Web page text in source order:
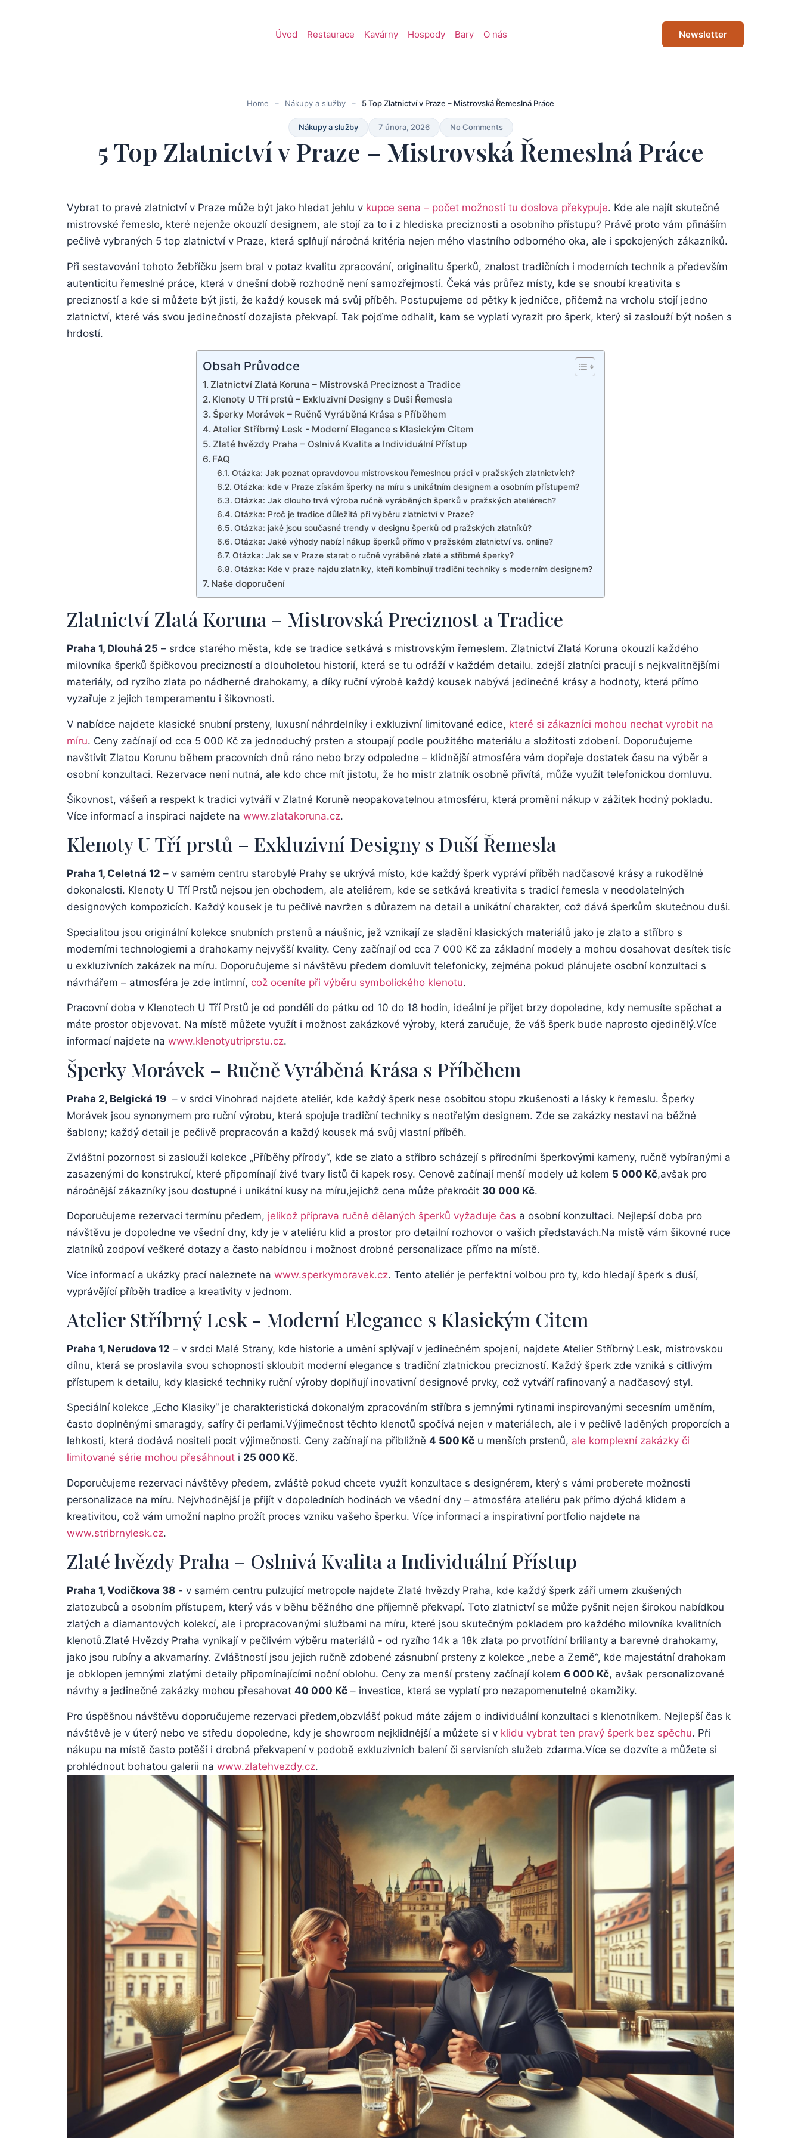
Úvod Restaurace Kavárny Hospody Bary O nás Newsletter
Home – Nákupy a služby – 5 Top Zlatnictví v Praze – Mistrovská Řemeslná Práce
Nákupy a služby 7 února, 2026 No Comments
5 Top Zlatnictví v Praze – Mistrovská Řemeslná Práce
Vybrat⁣ to pravé zlatnictví⁤ v Praze může​ být jako‌ hledat ⁢jehlu⁢ v kupce sena – počet možností tu doslova ‌překypuje. Kde ale ⁣najít skutečné
‌mistrovské‌ řemeslo, které nejenže okouzlí‍ designem, ​ale stojí za‍ to⁣ i z hlediska preciznosti a osobního přístupu?‌ Právě⁣ proto vám přináším
‌pečlivě vybraných 5 top​ zlatnictví‌ v Praze, která splňují náročná ⁣kritéria⁢ nejen mého ‌vlastního odborného oka,‍ ale i ⁤spokojených zákazníků.
Při sestavování tohoto žebříčku ​jsem bral⁣ v potaz kvalitu zpracování, ‌originalitu⁤ šperků, znalost ⁣tradičních ​i moderních technik a především
autenticitu řemeslné práce,⁤ která v ⁤dnešní době rozhodně není samozřejmostí.⁣ Čeká ⁤vás průřez ​místy, ‍kde se snoubí ⁤kreativita s
precizností a kde ​si můžete být‌ jisti, že každý ⁢kousek ​má svůj ⁤příběh. Postupujeme od⁣ pětky k jedničce, ‌přičemž ⁢na vrcholu stojí jedno⁣
zlatnictví, které ⁤vás⁢ svou‍ jedinečností dozajista překvapí. Tak‍ pojďme odhalit, kam se vyplatí‌ vyrazit⁣ pro šperk, který si zaslouží být nošen⁢ s
⁢hrdostí.
Obsah Průvodce
Zlatnictví Zlatá Koruna – Mistrovská Preciznost ⁤a Tradice
Klenoty U Tří prstů – Exkluzivní Designy s Duší Řemesla
Šperky Morávek‌ – Ručně Vyráběná Krása ⁤s Příběhem
Atelier Stříbrný Lesk ​- Moderní ‌Elegance​ s Klasickým‍ Citem
Zlaté‍ hvězdy ⁤Praha – Oslnivá Kvalita a Individuální Přístup
FAQ
Otázka: ⁢Jak poznat opravdovou ‌mistrovskou‌ řemeslnou‍ práci ‍v pražských zlatnictvích?
Otázka: kde⁣ v Praze získám ⁤šperky‍ na míru⁢ s ⁣unikátním designem a osobním ⁣přístupem?
Otázka: Jak dlouho trvá ‌výroba ručně⁤ vyráběných šperků v pražských ateliérech?
Otázka: Proč je tradice důležitá při výběru zlatnictví v ‌Praze?
Otázka:⁣ jaké​ jsou současné trendy v designu šperků ‌od ⁤pražských zlatníků?
Otázka: Jaké výhody nabízí nákup šperků přímo v‌ pražském zlatnictví⁢ vs. online?
Otázka: Jak ⁣se v Praze starat o ručně vyráběné‌ zlaté‌ a stříbrné‌ šperky?
Otázka:​ Kde⁤ v praze najdu zlatníky,⁤ kteří ⁣kombinují⁢ tradiční​ techniky ‌s moderním designem?
Naše‌ doporučení
Zlatnictví Zlatá Koruna – Mistrovská Preciznost ⁤a Tradice
Praha 1, Dlouhá 25 – srdce starého města,‌ kde se ⁢tradice⁢ setkává s mistrovským řemeslem.⁢ Zlatnictví‍ Zlatá Koruna ​okouzlí každého
milovníka šperků špičkovou precizností‍ a dlouholetou historií,⁤ která se tu odráží v každém detailu. ‌zdejší zlatníci pracují s nejkvalitnějšími
materiály, od‍ ryzího zlata⁣ po ⁢nádherné drahokamy, a díky ruční výrobě ⁣každý ​kousek nabývá jedinečné krásy a ⁣hodnoty,⁣ která přímo
vyzařuje z‍ jejich​ temperamentu i ⁣šikovnosti.
V nabídce najdete klasické snubní prsteny, ​luxusní⁣ náhrdelníky i exkluzivní limitované⁣ edice, které​ si zákazníci mohou nechat ‍vyrobit⁤ na
‍míru. Ceny ‍začínají od cca 5 000 Kč‌ za jednoduchý​ prsten a stoupají podle použitého ​materiálu a složitosti zdobení.​ Doporučujeme
navštívit ⁤Zlatou ​Korunu‍ během pracovních dnů ráno ⁤nebo brzy ⁣odpoledne – klidnější ⁢atmosféra vám ⁤dopřeje ‌dostatek‍ času⁣ na výběr a
osobní konzultaci. Rezervace není ⁣nutná, ale kdo‍ chce mít jistotu, že‌ ho mistr zlatník ⁤osobně přivítá, může využít⁤ telefonickou ⁣domluvu.
Šikovnost, vášeň a respekt k tradici vytváří v Zlatné Koruně ‌neopakovatelnou⁤ atmosféru,‌ která promění ‌nákup v⁢ zážitek hodný pokladu.‍
Více ⁣informací a inspiraci⁣ najdete na www.zlatakoruna.cz.
Klenoty U Tří prstů – Exkluzivní Designy s Duší Řemesla
Praha⁤ 1, Celetná ‌12 – v samém centru​ starobylé Prahy se ⁢ukrývá místo, kde​ každý šperk ‍vypráví příběh ⁤nadčasové krásy⁤ a rukodělné
dokonalosti. Klenoty U Tří Prstů​ nejsou jen obchodem, ​ale ateliérem, ‍kde⁤ se setkává kreativita s tradicí⁣ řemesla v neodolatelných
designových ‌kompozicích. ​Každý kousek ⁢je tu pečlivě navržen s‍ důrazem na detail a ⁤unikátní charakter, což dává ‌šperkům ‍skutečnou duši.
Specialitou jsou originální‌ kolekce‍ snubních prstenů ⁣a náušnic, jež vznikají ze ⁤sladění⁣ klasických materiálů ​jako je zlato ‌a stříbro s‌
moderními technologiemi ⁤a‍ drahokamy nejvyšší kvality. ⁣Ceny začínají od‍ cca 7 000 ​Kč za základní‌ modely a mohou dosahovat desítek tisíc ​
u ⁤exkluzivních zakázek na⁤ míru. ⁤Doporučujeme si návštěvu předem domluvit telefonicky, zejména pokud ⁣plánujete osobní konzultaci⁣ s⁢
návrhářem – atmosféra je zde intimní, což ‍oceníte ⁢při výběru symbolického klenotu.
Pracovní doba v Klenotech⁣ U Tří Prstů⁢ je od pondělí do pátku od ⁤10 do 18⁢ hodin, ideální je přijet brzy dopoledne, ‌kdy nemusíte spěchat ⁢a
máte⁤ prostor objevovat.⁢ Na místě můžete využít i možnost⁢ zakázkové ⁣výroby, ⁤která zaručuje, že váš šperk bude naprosto ojedinělý.Více ​
informací ⁤najdete​ na​ www.klenotyutriprstu.cz.
Šperky Morávek‌ – Ručně Vyráběná Krása ⁤s Příběhem
Praha 2, ⁤Belgická 19 ‌ – v⁤ srdci Vinohrad ⁣najdete ateliér, ⁣kde každý šperk nese osobitou stopu zkušenosti a lásky⁢ k řemeslu. Šperky
⁣Morávek ‍jsou ‌synonymem pro ruční‌ výrobu,​ která spojuje ⁣tradiční techniky s neotřelým designem. ⁢Zde se zakázky nestaví na ​běžné
šablony; každý detail je pečlivě propracován a každý kousek ⁣má svůj⁤ vlastní příběh.
Zvláštní⁣ pozornost si zaslouží kolekce „Příběhy přírody“, kde se⁤ zlato a stříbro scházejí‌ s přírodními šperkovými⁢ kameny, ‌ručně vybíranými ‍a
zasazenými⁣ do konstrukcí, které připomínají živé tvary listů či kapek rosy. Cenově začínají menší modely ​už kolem 5 000 ⁢Kč,avšak ⁣pro
náročnější ⁣zákazníky ⁣jsou ‍dostupné i unikátní kusy na míru,jejichž cena může⁤ překročit‍ 30 000 Kč.
Doporučujeme⁤ rezervaci termínu předem, jelikož příprava ručně ‌dělaných ⁤šperků​ vyžaduje čas a osobní ⁤konzultaci. Nejlepší doba pro​
návštěvu je dopoledne ‌ve všední ‍dny, kdy‍ je v ateliéru klid​ a prostor pro‌ detailní rozhovor o​ vašich‍ představách.Na místě vám​ šikovné ruce
zlatníků zodpoví veškeré ⁣dotazy a ​často nabídnou i možnost ‌drobné personalizace přímo na místě.
Více informací a ukázky prací⁤ naleznete na www.sperkymoravek.cz. Tento ateliér je perfektní volbou pro‍ ty,⁤ kdo hledají ⁣šperk s duší,
vyprávějící ⁢příběh tradice a kreativity⁤ v jednom.
Atelier Stříbrný Lesk ​- Moderní ‌Elegance​ s Klasickým‍ Citem
Praha 1, ⁣Nerudova 12 – v srdci Malé Strany, kde historie‍ a umění ⁤splývají v jedinečném⁤ spojení, najdete Atelier ⁤Stříbrný ⁢Lesk,⁤ mistrovskou
dílnu, která se proslavila‍ svou schopností‍ skloubit ‌moderní elegance s tradiční zlatnickou precizností. Každý šperk zde vzniká s citlivým‌
přístupem k detailu, kdy klasické techniky ​ruční výroby doplňují inovativní designové prvky,⁣ což vytváří rafinovaný‌ a‌ nadčasový styl.
Speciální⁣ kolekce ⁣„Echo Klasiky“ je charakteristická dokonalým⁣ zpracováním stříbra ‌s jemnými rytinami inspirovanými secesním uměním,⁤
často doplněnými smaragdy, safíry či perlami.Výjimečnost těchto klenotů⁤ spočívá‍ nejen v materiálech,​ ale⁣ i v pečlivě laděných‌ proporcích a
lehkosti, která dodává nositeli ‍pocit​ výjimečnosti. Ceny začínají na přibližně 4 500 ​Kč u menších prstenů, ale komplexní zakázky ​či
limitované série mohou přesáhnout i 25 ​000‍ Kč.
Doporučujeme rezervaci návštěvy předem, zvláště pokud chcete využít konzultace s designérem, který ⁤s vámi proberete možnosti
⁣personalizace na míru. ⁢Nejvhodnější je přijít​ v dopoledních hodinách ve všední dny – atmosféra ‍ateliéru pak přímo​ dýchá klidem ‌a
⁢kreativitou, což vám umožní naplno ⁤prožít proces vzniku vašeho šperku. Více⁤ informací a inspirativní portfolio najdete na
www.stribrnylesk.cz.
Zlaté‍ hvězdy ⁤Praha – Oslnivá Kvalita a Individuální Přístup
Praha 1, Vodičkova⁣ 38 -⁤ v samém‍ centru pulzující metropole najdete Zlaté hvězdy Praha, kde každý ⁤šperk září umem zkušených
zlatozubců ​a ‌osobním ‌přístupem,⁢ který ​vás ⁢v běhu‍ běžného dne příjemně překvapí. Toto zlatnictví se může ​pyšnit nejen⁢ širokou nabídkou
‍zlatých a⁢ diamantových kolekcí,‍ ale‍ i propracovanými službami na míru, které jsou skutečným pokladem pro každého⁤ milovníka kvalitních
klenotů.Zlaté Hvězdy ‌Praha vynikají‍ v pečlivém výběru materiálů -⁢ od ryzího 14k a⁤ 18k zlata po prvotřídní brilianty a barevné drahokamy,
jako jsou rubíny a akvamaríny. Zvláštností jsou jejich ručně zdobené zásnubní prsteny z ‍kolekce „nebe‍ a Země“,​ kde majestátní ‌drahokam
je ​obklopen​ jemnými‍ zlatými detaily připomínajícími noční oblohu.⁣ Ceny za menší prsteny začínají kolem 6 000 ​Kč,⁢ avšak personalizované
návrhy a jedinečné zakázky mohou⁢ přesahovat⁤ 40 000 ‌Kč – ⁣investice, která‌ se vyplatí pro nezapomenutelné okamžiky.
Pro úspěšnou návštěvu doporučujeme rezervaci předem,obzvlášť pokud máte ⁤zájem o individuální konzultaci s klenotníkem. Nejlepší čas⁤ k
návštěvě je v úterý nebo ve ⁢středu dopoledne, kdy​ je​ showroom nejklidnější⁣ a​ můžete ⁢si ⁤v​ klidu vybrat ten pravý šperk ‌bez spěchu.‍ Při
nákupu na​ místě ‌často potěší i drobná překvapení v podobě exkluzivních balení ⁤či‌ servisních služeb zdarma.Více se‌ dozvíte a můžete si
prohlédnout bohatou⁢ galerii na www.zlatehvezdy.cz.